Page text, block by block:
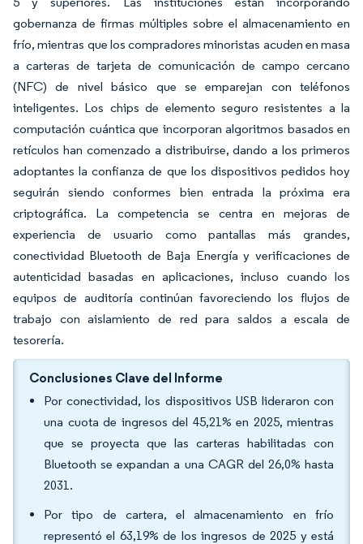
gobernanza de firmas múltiples sobre el almacenamiento en
frío, mientras que los compradores minoristas acuden en masa
a carteras de tarjeta de comunicación de campo cercano
(NFC) de nivel básico que se emparejan con teléfonos
inteligentes. Los chips de elemento seguro resistentes a la
computación cuántica que incorporan algoritmos basados en
retículos han comenzado a distribuirse, dando a los primeros
adoptantes la confianza de que los dispositivos pedidos hoy
seguirán siendo conformes bien entrada la próxima era
criptográfica. La competencia se centra en mejoras de
experiencia de usuario como pantallas más grandes,
conectividad Bluetooth de Baja Energía y verificaciones de
autenticidad basadas en aplicaciones, incluso cuando los
equipos de auditoría continúan favoreciendo los flujos de
trabajo con aislamiento de red para saldos a escala de
tesorería.
Conclusiones Clave del Informe
Por conectividad, los dispositivos USB lideraron con
una cuota de ingresos del 45,21% en 2025, mientras
que se proyecta que las carteras habilitadas con
Bluetooth se expandan a una CAGR del 26,0% hasta
2031.
Por tipo de cartera, el almacenamiento en frío
representó el 63,19% de los ingresos de 2025 y está